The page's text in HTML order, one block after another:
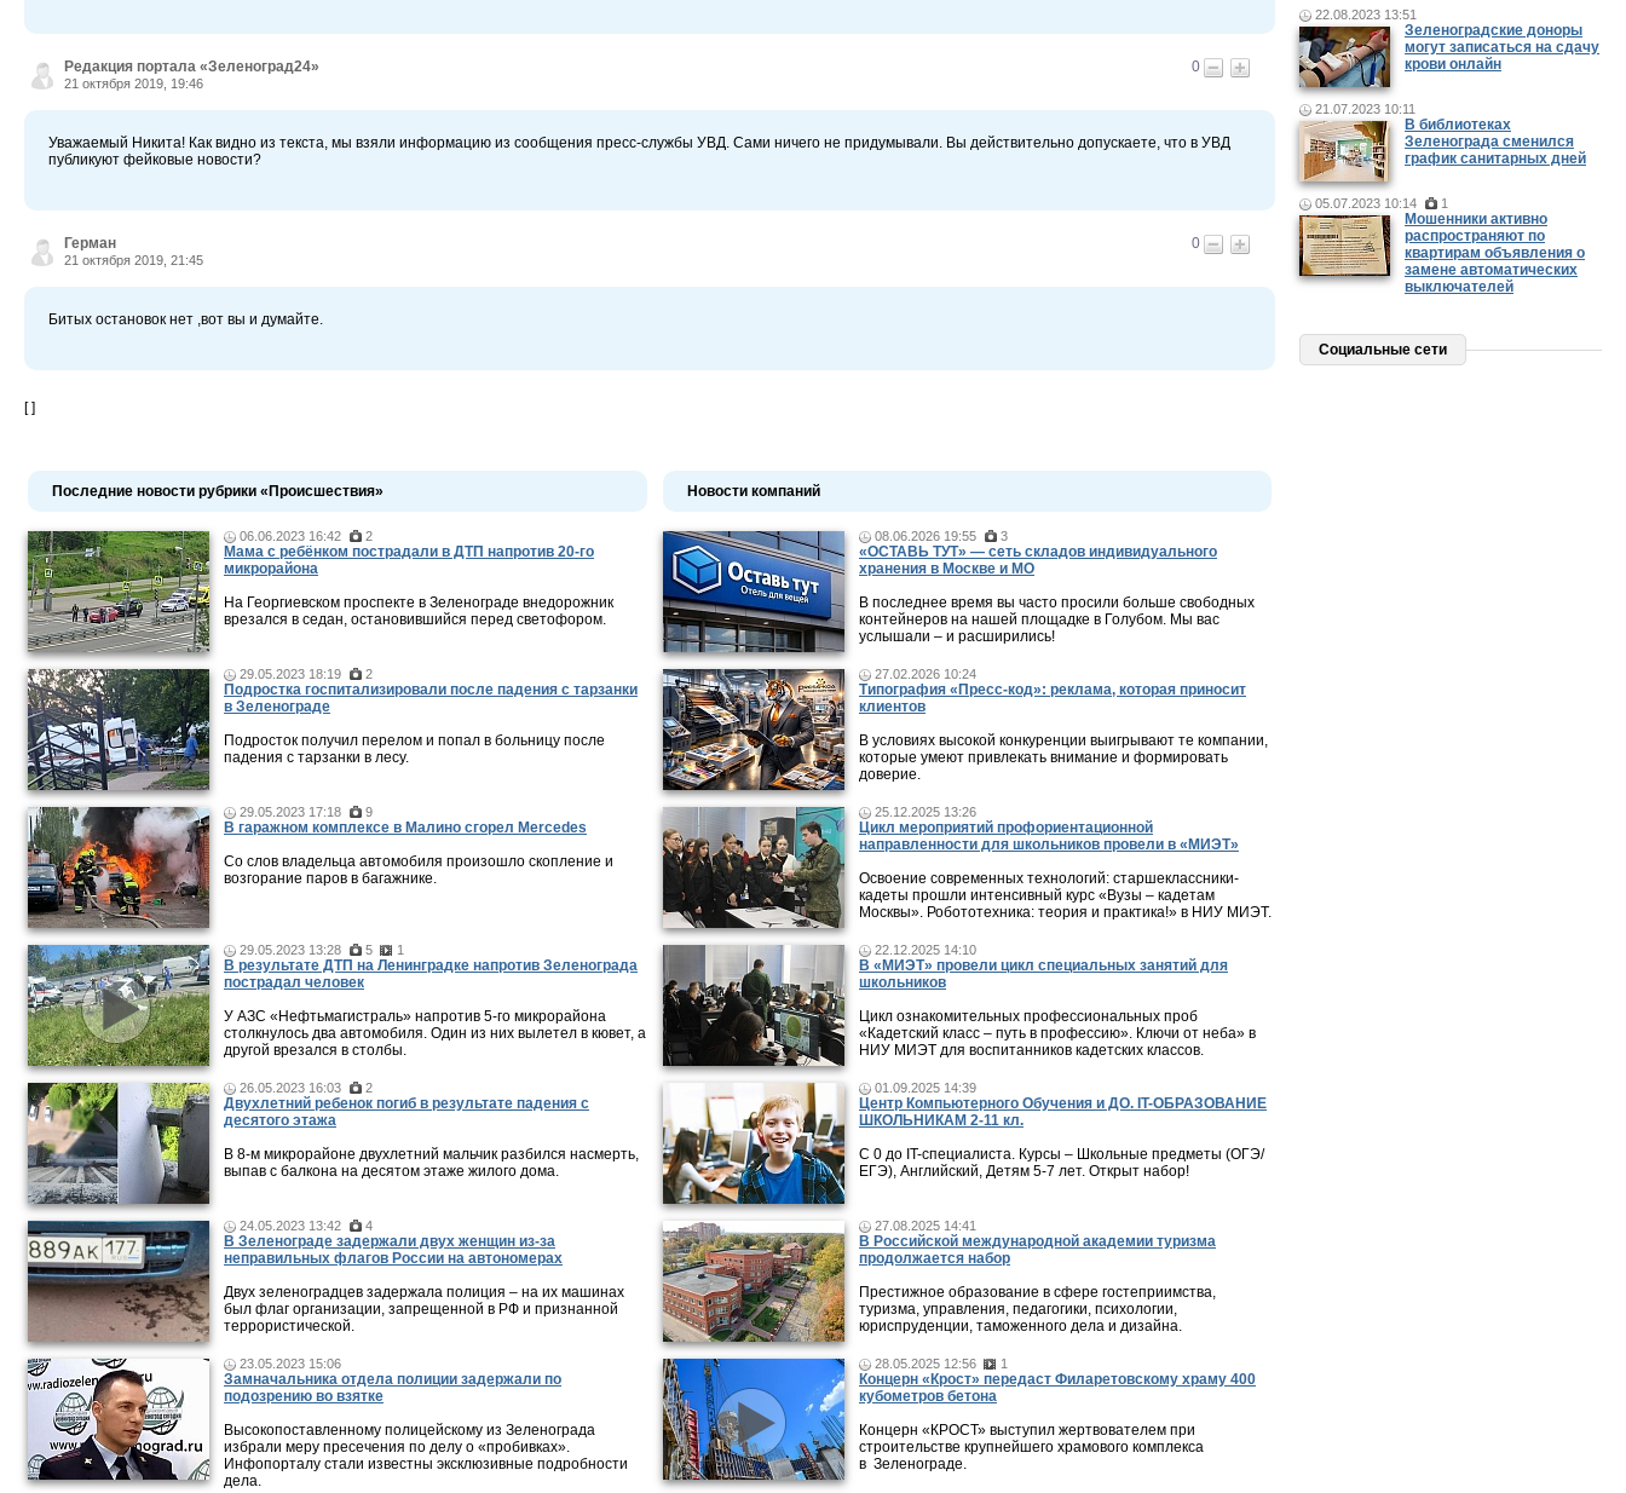
Редакция портала «Зеленоград24»
21 октября 2019, 19:46
0
Уважаемый Никита! Как видно из текста, мы взяли информацию из сообщения пресс-службы УВД. Сами ничего не придумывали. Вы действительно допускаете, что в УВД
публикуют фейковые новости?
Герман
21 октября 2019, 21:45
0
Битых остановок нет ,вот вы и думайте.
[ ]
Последние новости рубрики «Происшествия»
06.06.2023 16:42 2
Мама c ребёнком пострадали в ДТП напротив 20-го
микрорайона
На Георгиевском проспекте в Зеленограде внедорожник
врезался в седан, остановившийся перед светофором.
29.05.2023 18:19 2
Подростка госпитализировали после падения с тарзанки
в Зеленограде
Подросток получил перелом и попал в больницу после
падения с тарзанки в лесу.
29.05.2023 17:18 9
В гаражном комплексе в Малино сгорел Mercedes
Со слов владельца автомобиля произошло скопление и
возгорание паров в багажнике.
29.05.2023 13:28 5 1
В результате ДТП на Ленинградке напротив Зеленограда
пострадал человек
У АЗС «Нефтьмагистраль» напротив 5-го микрорайона
столкнулось два автомобиля. Один из них вылетел в кювет, а
другой врезался в столбы.
26.05.2023 16:03 2
Двухлетний ребенок погиб в результате падения с
десятого этажа
В 8-м микрорайоне двухлетний мальчик разбился насмерть,
выпав с балкона на десятом этаже жилого дома.
24.05.2023 13:42 4
В Зеленограде задержали двух женщин из-за
неправильных флагов России на автономерах
Двух зеленоградцев задержала полиция – на их машинах
был флаг организации, запрещенной в РФ и признанной
террористической.
23.05.2023 15:06
Замначальника отдела полиции задержали по
подозрению во взятке
Высокопоставленному полицейскому из Зеленограда
избрали меру пресечения по делу о «пробивках».
Инфопорталу стали известны эксклюзивные подробности
дела.
Новости компаний
08.06.2026 19:55 3
«ОСТАВЬ ТУТ» — сеть складов индивидуального
хранения в Москве и МО
В последнее время вы часто просили больше свободных
контейнеров на нашей площадке в Голубом. Мы вас
услышали – и расширились!
27.02.2026 10:24
Типография «Пресс-код»: реклама, которая приносит
клиентов
В условиях высокой конкуренции выигрывают те компании,
которые умеют привлекать внимание и формировать
доверие.
25.12.2025 13:26
Цикл мероприятий профориентационной
направленности для школьников провели в «МИЭТ»
Освоение современных технологий: старшеклассники-
кадеты прошли интенсивный курс «Вузы – кадетам
Москвы». Робототехника: теория и практика!» в НИУ МИЭТ.
22.12.2025 14:10
В «МИЭТ» провели цикл специальных занятий для
школьников
Цикл ознакомительных профессиональных проб
«Кадетский класс – путь в профессию». Ключи от неба» в
НИУ МИЭТ для воспитанников кадетских классов.
01.09.2025 14:39
Центр Компьютерного Обучения и ДО. IT-ОБРАЗОВАНИЕ
ШКОЛЬНИКАМ 2-11 кл.
С 0 до IT-специалиста. Курсы – Школьные предметы (ОГЭ/
ЕГЭ), Английский, Детям 5-7 лет. Открыт набор!
27.08.2025 14:41
В Российской международной академии туризма
продолжается набор
Престижное образование в сфере гостеприимства,
туризма, управления, педагогики, психологии,
юриспруденции, таможенного дела и дизайна.
28.05.2025 12:56 1
Концерн «Крост» передаст Филаретовскому храму 400
кубометров бетона
Концерн «КРОСТ» выступил жертвователем при
строительстве крупнейшего храмового комплекса
в Зеленограде.
22.08.2023 13:51
Зеленоградские доноры
могут записаться на сдачу
крови онлайн
21.07.2023 10:11
В библиотеках
Зеленограда сменился
график санитарных дней
05.07.2023 10:14 1
Мошенники активно
распространяют по
квартирам объявления о
замене автоматических
выключателей
Социальные сети